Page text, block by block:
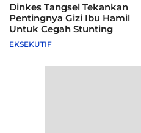
Dinkes Tangsel Tekankan
Pentingnya Gizi Ibu Hamil
Untuk Cegah Stunting
EKSEKUTIF